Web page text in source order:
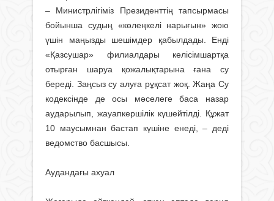
– Министрлігіміз Президенттің тапсырмасы
бойынша судың «көлеңкелі нарығын» жою
үшін маңызды шешімдер қабылдады. Енді
«Қазсушар» филиалдары келісімшартқа
отырған шаруа қожалықтарына ғана су
береді. Заңсыз су алуға рұқсат жоқ. Жаңа Су
кодексінде де осы мәселеге баса назар
аударылып, жауапкершілік күшейтілді. Құжат
10 маусымнан бастап күшіне енеді, – деді
ведомство басшысы.
Аудандағы ахуал